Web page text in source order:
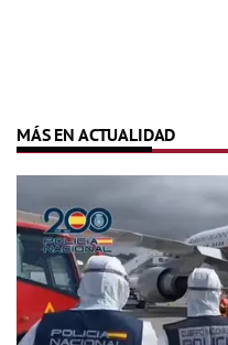
MÁS EN ACTUALIDAD